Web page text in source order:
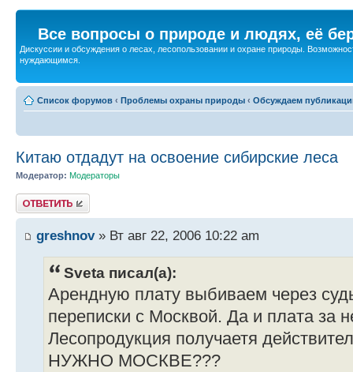
Все вопросы о природе и людях, её
Дискуссии и обсуждения о лесах, лесопользовании и охране природы.
нуждающимся.
Список форумов ‹ Проблемы охраны природы ‹ Обсуждаем
Китаю отдадут на освоение сибирские леса
Модератор: Модераторы
Ответить
greshnov» Вт авг 22, 2006 10:22 am
Sveta писал(а):
Арендную плату выбиваем через
переписки с Москвой. Да и плата за
Лесопродукция получаетя
НУЖНО МОСКВЕ???